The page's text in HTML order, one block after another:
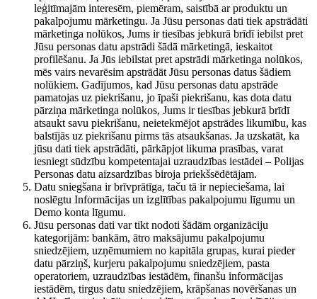
leģitīmajām interesēm, piemēram, saistībā ar produktu un
pakalpojumu mārketingu. Ja Jūsu personas dati tiek apstrādāti
mārketinga nolūkos, Jums ir tiesības jebkurā brīdī iebilst pret
Jūsu personas datu apstrādi šādā mārketingā, ieskaitot
profilēšanu. Ja Jūs iebilstat pret apstrādi mārketinga nolūkos,
mēs vairs nevarēsim apstrādāt Jūsu personas datus šādiem
nolūkiem. Gadījumos, kad Jūsu personas datu apstrāde
pamatojas uz piekrišanu, jo īpaši piekrišanu, kas dota datu
pārziņa mārketinga nolūkos, Jums ir tiesības jebkurā brīdī
atsaukt savu piekrišanu, neietekmējot apstrādes likumību, kas
balstījās uz piekrišanu pirms tās atsaukšanas. Ja uzskatāt, ka
jūsu dati tiek apstrādāti, pārkāpjot likuma prasības, varat
iesniegt sūdzību kompetentajai uzraudzības iestādei – Polijas
Personas datu aizsardzības biroja priekšsēdētājam.
Datu sniegšana ir brīvprātīga, taču tā ir nepieciešama, lai
noslēgtu Informācijas un izglītības pakalpojumu līgumu un
Demo konta līgumu.
Jūsu personas dati var tikt nodoti šādām organizāciju
kategorijām: bankām, ātro maksājumu pakalpojumu
sniedzējiem, uzņēmumiem no kapitāla grupas, kurai pieder
datu pārziņš, kurjeru pakalpojumu sniedzējiem, pasta
operatoriem, uzraudzības iestādēm, finanšu informācijas
iestādēm, tirgus datu sniedzējiem, krāpšanas novēršanas un